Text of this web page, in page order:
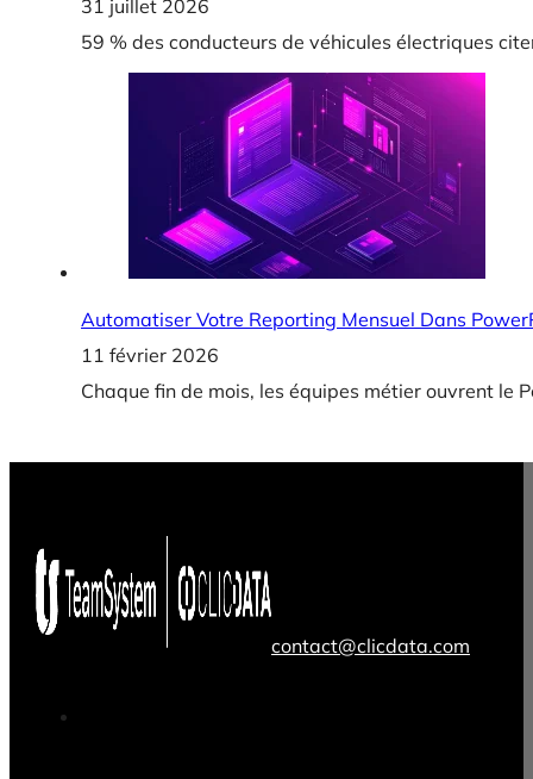
31 juillet 2026
59 % des conducteurs de véhicules électriques
Automatiser Votre Reporting Mensuel Dans
11 février 2026
Chaque fin de mois, les équipes métier ouvrent
contact@clicdata.com